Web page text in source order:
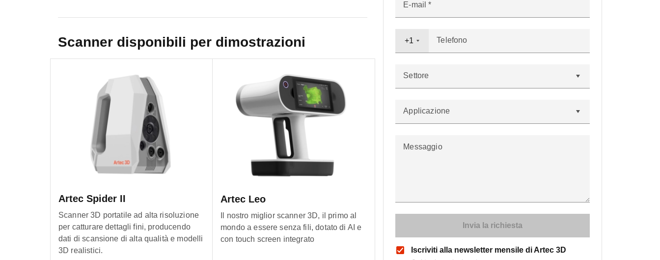
E-mail
Telefono
+1
Settore
Applicazione
Messaggio
Iscriviti alla newsletter mensile di Artec 3D
Scanner disponibili per dimostrazioni
Artec Spider II
Scanner 3D portatile ad alta risoluzione
per catturare dettagli fini, producendo
dati di scansione di alta qualità e modelli
3D realistici.
Artec Leo
Il nostro miglior scanner 3D, il primo al
mondo a essere senza fili, dotato di AI e
con touch screen integrato